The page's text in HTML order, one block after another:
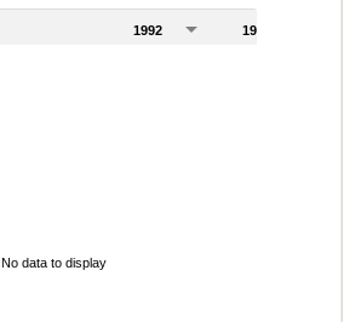
1992 1993
No data to display